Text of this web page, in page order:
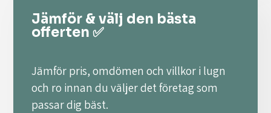
Jämför & välj den bästa
offerten ✅
Jämför pris, omdömen och villkor i lugn
och ro innan du väljer det företag som
passar dig bäst.